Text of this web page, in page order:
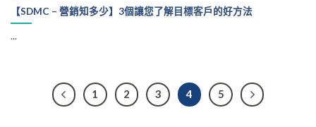
【SDMC – 營銷知多少】3個讓您了解目標客戶的好方法
...
1 2 3 4 5